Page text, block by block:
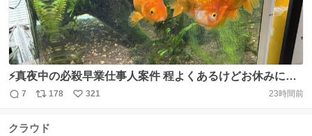
⚡真夜中の必殺早業仕事人案件 程よくあるけどお休みにし
た(*'▽')🌷 明日も夕方から⚡仕事人💦 8月6日（木）の記念
の日 World Wide Webの日 雨水の日 ハムの日 ハロースク
返
数
7
リ
ス
178
い
321 23時間前
クラウド